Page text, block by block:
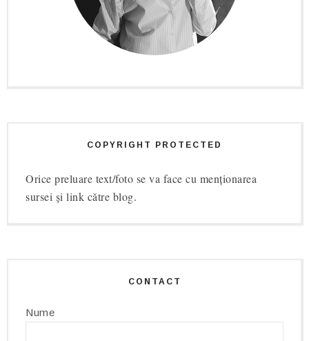
COPYRIGHT PROTECTED
Orice preluare text/foto se va face cu menționarea
sursei și link către blog.
CONTACT
Nume